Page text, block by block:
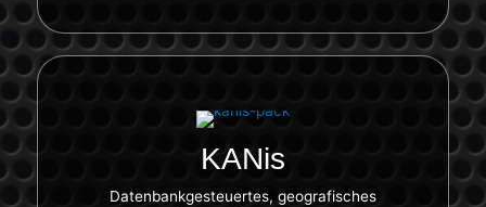
KANis
Datenbankgesteuertes, geografisches